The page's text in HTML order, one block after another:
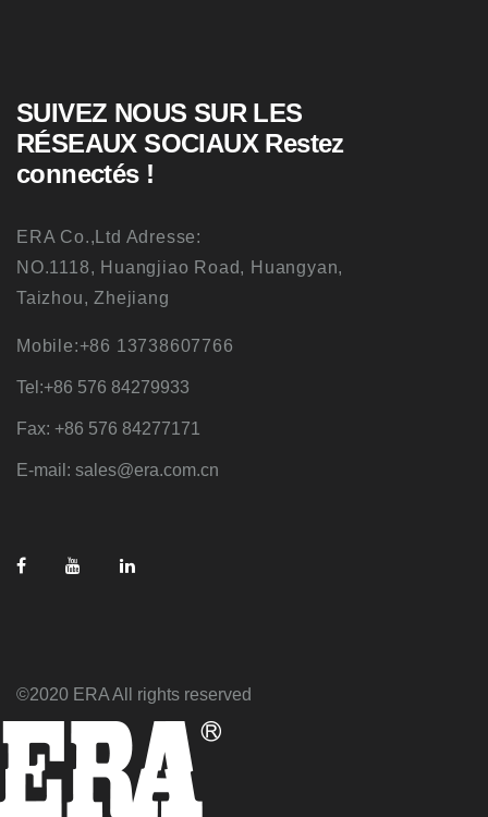
SUIVEZ NOUS SUR LES
RÉSEAUX SOCIAUX Restez
connectés !
ERA Co.,Ltd Adresse:
NO.1118, Huangjiao Road, Huangyan,
Taizhou, Zhejiang
Mobile:+86 13738607766
Tel:+86 576 84279933
Fax: +86 576 84277171
E-mail: sales@era.com.cn
©2020 ERA All rights reserved